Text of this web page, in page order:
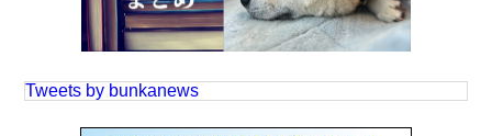
Tweets by bunkanews